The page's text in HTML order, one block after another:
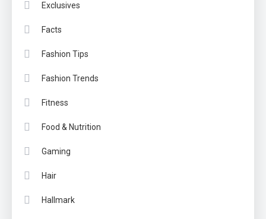
Exclusives
Facts
Fashion Tips
Fashion Trends
Fitness
Food & Nutrition
Gaming
Hair
Hallmark